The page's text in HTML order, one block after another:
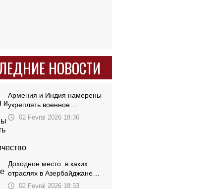
НОВОСТИ
Армения и Индия намерены
укреплять военное
сотрудничество
02 Fevral 2026 18:36
Доходное место: в каких
отраслях в Азербайджане
высокие зарплаты
02 Fevral 2026 18:33